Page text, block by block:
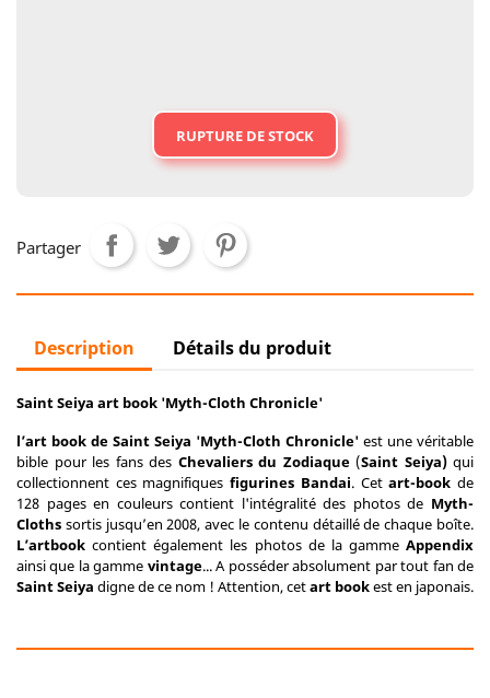
RUPTURE DE STOCK
Partager
Description Détails du produit
Saint Seiya art book 'Myth-Cloth Chronicle'
l’art book de Saint Seiya 'Myth-Cloth Chronicle' est une véritable
bible pour les fans des Chevaliers du Zodiaque(Saint Seiya)qui
collectionnent ces magnifiquesfigurines Bandai. Cetart-book de
128 pages en couleurs contient l'intégralité des photos de Myth-
Cloths sortis jusqu’en 2008, avec le contenu détaillé de chaque boîte.
L’artbook contient également les photos de la gamme Appendix
ainsi que la gamme vintage... A posséder absolument par tout fan de
Saint Seiya digne de ce nom ! Attention, cetart bookest en japonais.